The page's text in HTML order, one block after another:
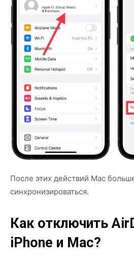
После этих действий Mac
синхронизироваться.
Как отключить
iPhone и Mac?